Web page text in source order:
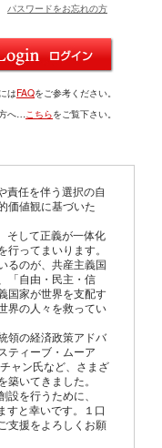
パスワードをお忘れの方
はFAQをご参考ください。
へ…こちらをご覧下さい。
責任を伴う選択の自
価値観に基づいた
そして正義が一体化
ってまいります。
るのが、共産主義国
「自由・民主・信
国家が世界を支配す
界の人々を救ってい
領の経済政策アドバ
ティーブ・ムーア
ャン氏など、さまざ
いてきました。
を行うために、
すと幸いです。１口
支援をよろしくお願